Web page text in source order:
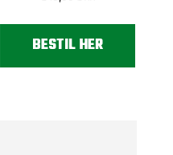
BESTIL HER